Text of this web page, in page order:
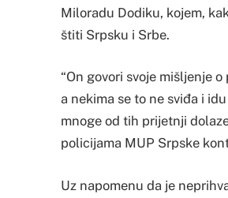
Miloradu Dodiku, kojem,
štiti Srpsku i Srbe.
“On govori svoje mišljenje
a nekima se to ne sviđa i
mnoge od tih prijetnji
policijama MUP Srpske
Uz napomenu da je